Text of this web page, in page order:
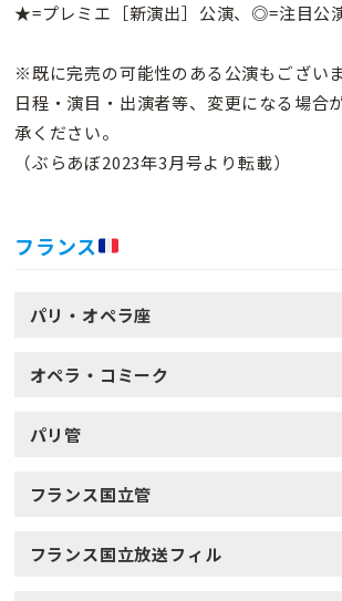
★=プレミエ［新演出］公演、◎=注目公
※既に完売の可能性のある公演もございま
日程・演目・出演者等、変更になる場合
承ください。
（ぶらあぼ2023年3月号より転載）
フランス
パリ・オペラ座
オペラ・コミーク
パリ管
フランス国立管
フランス国立放送フィル